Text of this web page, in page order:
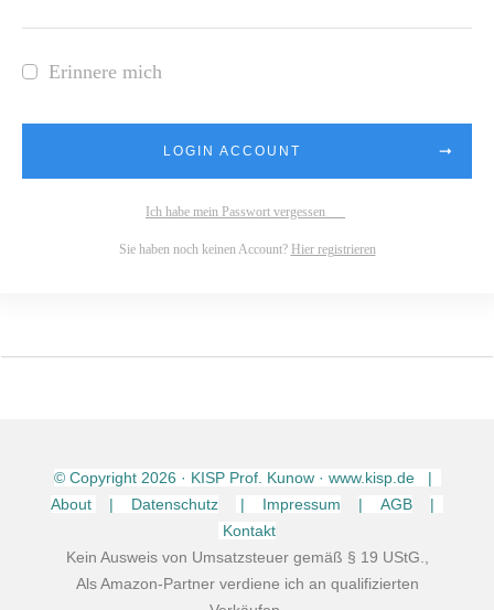
Erinnere mich
LOGIN ACCOUNT
Ich habe mein Passwort vergessen
Sie haben noch keinen Account? Hier registrieren
© Copyright 2026 · KISP Prof. Kunow · www.kisp.de |
About
| Datenschutz | Impressum | AGB
|
Kontakt
Kein Ausweis von Umsatzsteuer gemäß § 19 UStG.,
Als Amazon-Partner verdiene ich an qualifizierten